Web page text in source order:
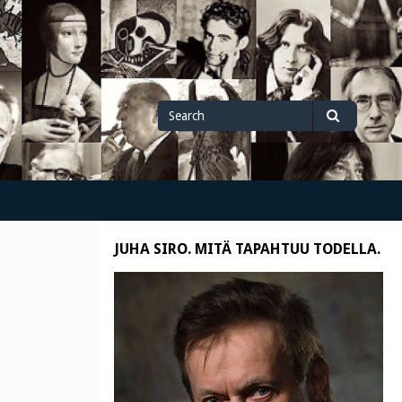
Search
for
Search
JUHA SIRO. MITÄ TAPAHTUU TODELLA.